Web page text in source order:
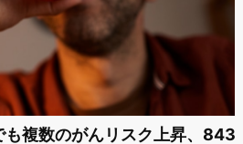
も複数のがんリスク上昇、843